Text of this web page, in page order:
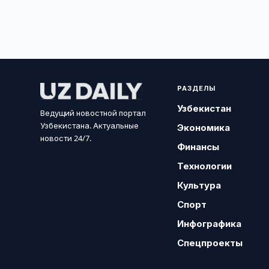
Ведущий новостной портал
Узбекистана. Актуальные
новости 24/7.
РАЗДЕЛЫ
Узбекистан
Экономика
Финансы
Технологии
Культура
Спорт
Инфографика
Спецпроекты